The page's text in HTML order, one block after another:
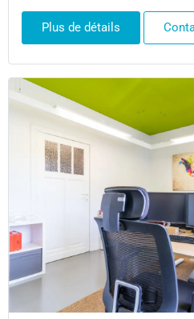
Plus de détails